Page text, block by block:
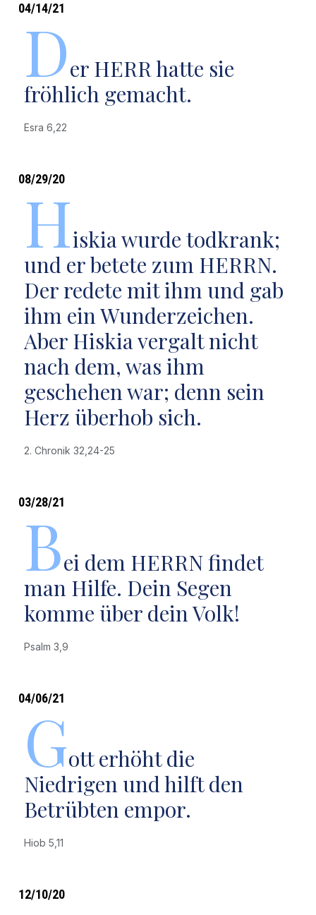
04/14/21
Der HERR hatte sie
fröhlich gemacht.
Esra 6,22
08/29/20
Hiskia wurde todkrank;
und er betete zum HERRN.
Der redete mit ihm und gab
ihm ein Wunderzeichen.
Aber Hiskia vergalt nicht
nach dem, was ihm
geschehen war; denn sein
Herz überhob sich.
2. Chronik 32,24-25
03/28/21
Bei dem HERRN findet
man Hilfe. Dein Segen
komme über dein Volk!
Psalm 3,9
04/06/21
Gott erhöht die
Niedrigen und hilft den
Betrübten empor.
Hiob 5,11
12/10/20